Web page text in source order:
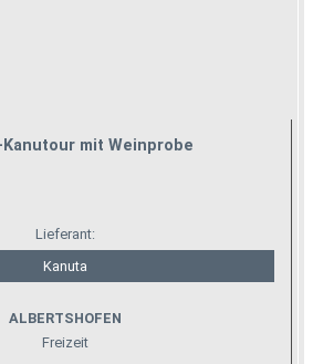
Kanutour mit Weinprobe
Lieferant:
Kanuta
ALBERTSHOFEN
Freizeit